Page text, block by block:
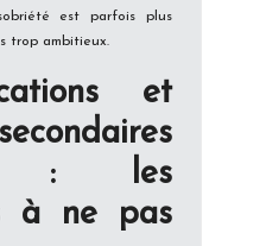
est parfois plus
trop ambitieux.
et
: les
à ne pas